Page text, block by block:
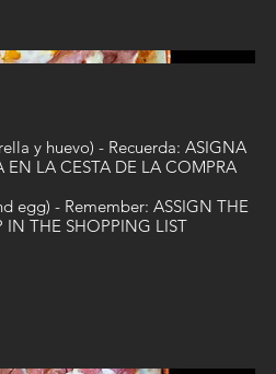
y huevo) - Recuerda: ASIGNA
LA CESTA DE LA COMPRA
egg) - Remember: ASSIGN THE
IN THE SHOPPING LIST